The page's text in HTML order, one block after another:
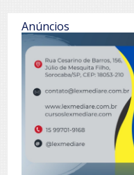
Anúncios